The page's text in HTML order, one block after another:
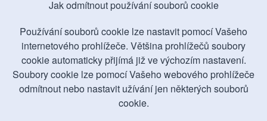
8 lidí
Víte že díky sauně spalujete tuky a
dostáváte z těla škodlivé látky?
Jak odmítnout používání souborů cookie
Používání souborů cookie lze nastavit pomocí Vašeho
internetového prohlížeče. Většina prohlížečů soubory
cookie automaticky přijímá již ve výchozím nastavení.
Soubory cookie lze pomocí Vašeho webového prohlížeče
odmítnout nebo nastavit užívání jen některých souborů
cookie.